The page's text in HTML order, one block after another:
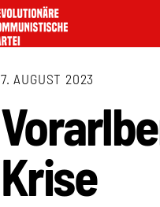
7. AUGUST 2023
Krise